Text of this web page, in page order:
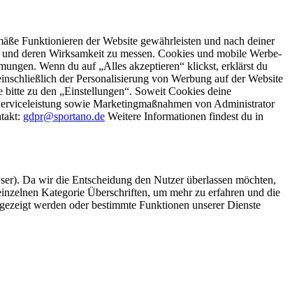
Funktionieren der Website gewährleisten und nach deiner
deren Wirksamkeit zu messen. Cookies und mobile Werbe-
Wenn du auf „Alles akzeptieren“ klickst, erklärst du
der Personalisierung von Werbung auf der Website
zu den „Einstellungen“. Soweit Cookies deine
sowie Marketingmaßnahmen von Administrator
gdpr@sportano.de Weitere Informationen findest du in
Da wir die Entscheidung den Nutzer überlassen möchten,
Kategorie Überschriften, um mehr zu erfahren und die
werden oder bestimmte Funktionen unserer Dienste